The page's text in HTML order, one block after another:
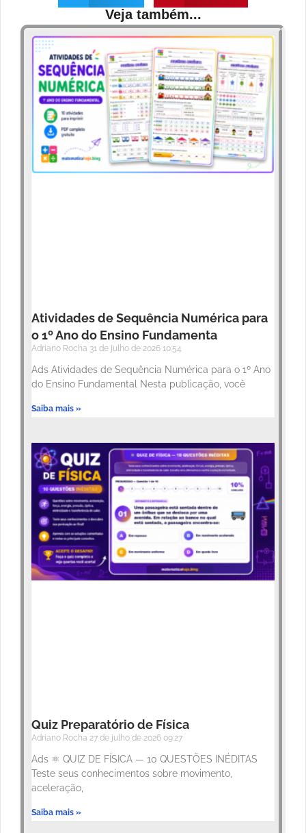
Veja também...
Atividades de Sequência Numérica para
o 1º Ano do Ensino Fundamenta
Adriano Rocha 31 de julho de 2026 10:54
Ads Atividades de Sequência Numérica para o 1º Ano
do Ensino Fundamental Nesta publicação, você
Saiba mais »
Quiz Preparatório de Física
Adriano Rocha 27 de julho de 2026 09:27
Ads ⚛️ QUIZ DE FÍSICA — 10 QUESTÕES INÉDITAS
Teste seus conhecimentos sobre movimento,
aceleração,
Saiba mais »